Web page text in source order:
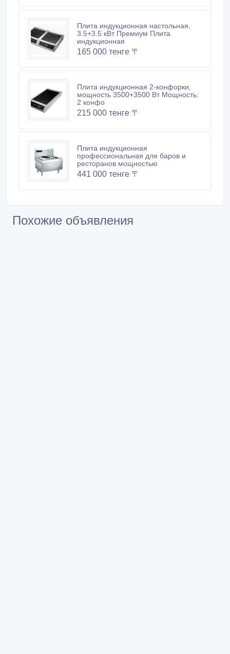
Плита индукционная настольная,
3.5+3.5 кВт Премиум Плита
индукционная
165 000 тенге 〒
Плита индукционная 2-конфорки,
мощность 3500+3500 Вт Мощность:
2 конфо
215 000 тенге 〒
Плита индукционная
профессиональная для баров и
ресторанов мощностью
441 000 тенге 〒
Похожие объявления